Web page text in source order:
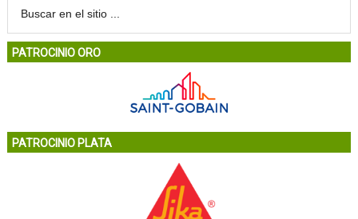
PATROCINIO ORO
PATROCINIO PLATA